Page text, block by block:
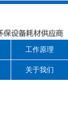
工作原理
关于我们